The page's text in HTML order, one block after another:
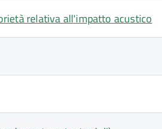
relativa all'impatto acustico